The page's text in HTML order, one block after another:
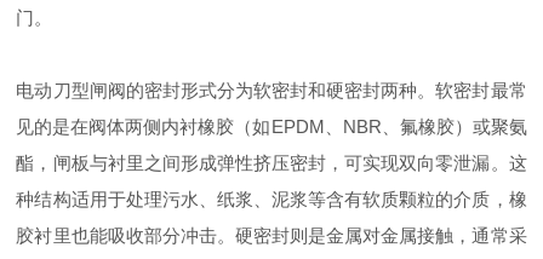
门。
电动刀型闸阀的密封形式分为软密封和硬密封两种。软密封最常
见的是在阀体两侧内衬橡胶（如EPDM、NBR、氟橡胶）或聚氨
酯，闸板与衬里之间形成弹性挤压密封，可实现双向零泄漏。这
种结构适用于处理污水、纸浆、泥浆等含有软质颗粒的介质，橡
胶衬里也能吸收部分冲击。硬密封则是金属对金属接触，通常采